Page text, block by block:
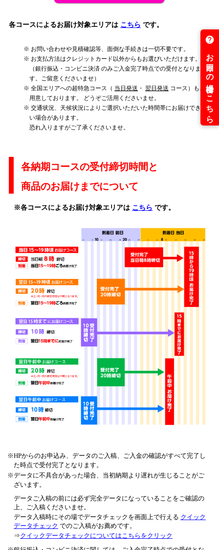
各コースによるお届け対象エリアは こちら です。
お問い合わせや見積確認等、面倒な手続きは一切不要です。
お支払方法はクレジットカード以外からもお選びいただけます。
（銀行振込・コンビニ決済 のみご入金完了時点での受付となりま
す。ご留意くださいませ）
全国エリアへの超特急コース（ 当日発送 ・ 翌日発送 コース）もご
用意しております。
どうぞご活用くださいませ。
交通状況、天候状況によりご選択いただいた時間帯にお届けできな
い場合があります。
恐れ入りますがご了承くださいませ。
各納期コースの受付締切時間と
商品のお届けまでについて
※各コースによるお届け対象エリアは こちら です。
HPからのお申込み、データのご入稿、ご入金の確認がすべて完了し
た時点で受付完了となります。
データに不具合があった場合、当初納期より遅れが生じることがご
ざいます。
データご入稿の前には必ず完全データになっていることをご確認の
上、ご入稿くださいませ。
データ入稿時にその場でデータチェックを画面上で行える クイック
データチェック でのご入稿がお薦めです。
⇒クイックデータチェックについてはこちらをクリック